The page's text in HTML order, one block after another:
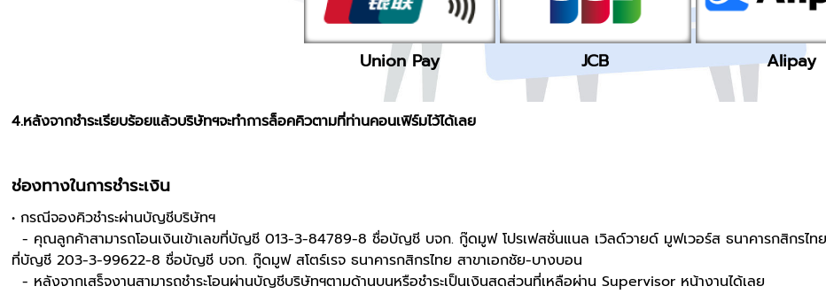
Union Pay JCB Alipay
4.หลังจากชำระเรียบร้อยแล้วบริษัทฯจะทำการล็อคคิวตามที่ท่านคอนเฟิร์มไว้ได้เลย
ช่องทางในการชําระเงิน
• กรณีจองคิวชำระผ่านบัญชีบริษัทฯ
- คุณลูกค้าสามารถโอนเงินเข้าเลขที่บัญชี 013-3-84789-8ชื่อบัญชี บจก. กู๊ดมูฟ โปรเฟสชั่นแนล เวิลด์วายด์ มูฟเวอร์สธนาคารกสิกรไ
ที่บัญชี 203-3-99622-8 ชื่อบัญชี บจก. กู๊ดมูฟ สโตร์เรจ ธนาคารกสิกรไทย สาขาเอกชัย-บางบอน
- หลังจากเสร็จงานสามารถชำระโอนผ่านบัญชีบริษัทฯตามด้านบนหรือชำระเป็นเงินสดส่วนที่เหลือผ่าน Supervisor หน้างานได้เลย